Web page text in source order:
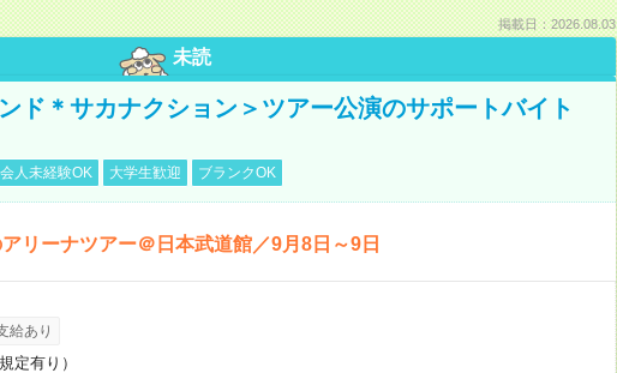
掲載日：2026.08.03
未読
ド＊サカナクション＞ツアー公演のサポートバイト
人未経験OK 大学生歓迎 ブランクOK
リーナツアー＠日本武道館／9月8日～9日
給あり
定有り）